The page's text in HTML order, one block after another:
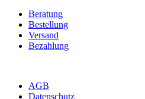
Beratung
Bestellung
Versand
Bezahlung
AGB
Datenschutz